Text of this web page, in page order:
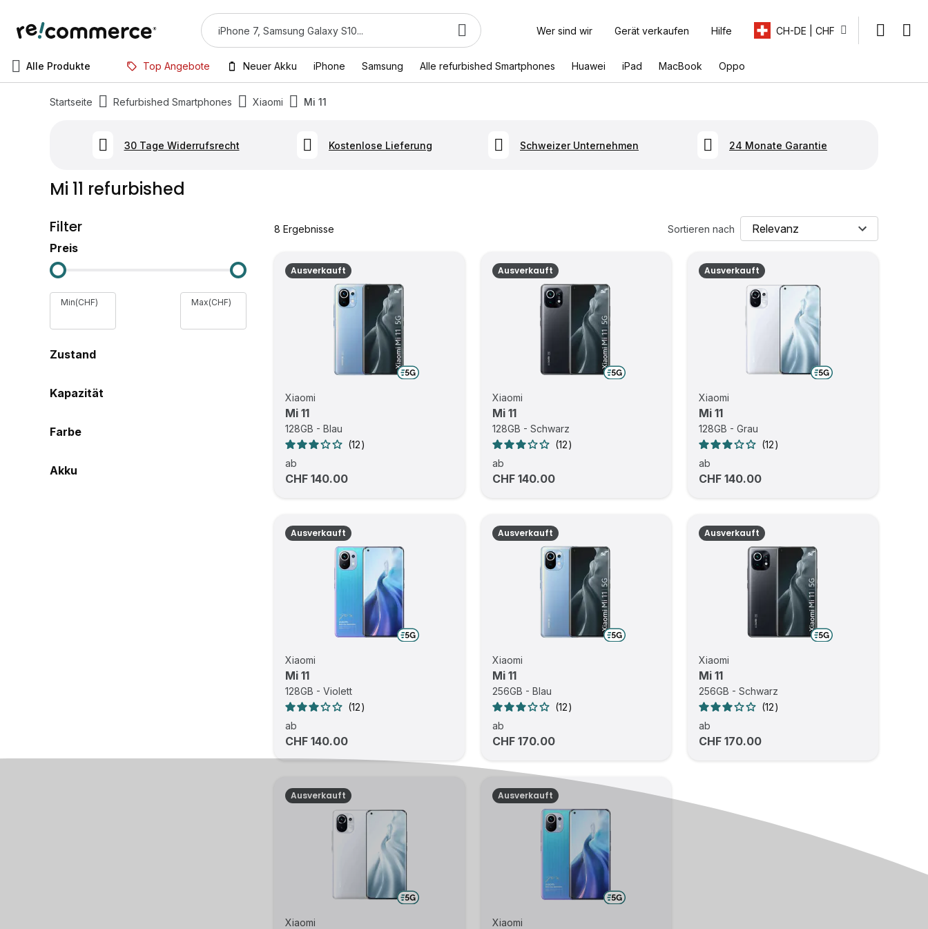
Wer sind wir Gerät verkaufen Hilfe CH-DE | CHF
Alle Produkte Top Angebote Neuer Akku iPhone Samsung Alle refurbished Smartphones Huawei iPad MacBook Oppo
Startseite Refurbished Smartphones Xiaomi Mi 11
30 Tage Widerrufsrecht Kostenlose Lieferung Schweizer Unternehmen 24 Monate Garantie
Mi 11 refurbished
Sortieren nach
8 Ergebnisse
Ausverkauft
Xiaomi
Mi 11
128GB - Blau
12
ab
CHF 140.00
Ausverkauft
Xiaomi
Mi 11
128GB - Schwarz
12
ab
CHF 140.00
Ausverkauft
Xiaomi
Mi 11
128GB - Grau
12
ab
CHF 140.00
Ausverkauft
Xiaomi
Mi 11
128GB - Violett
12
ab
CHF 140.00
Ausverkauft
Xiaomi
Mi 11
256GB - Blau
12
ab
CHF 170.00
Ausverkauft
Xiaomi
Mi 11
256GB - Schwarz
12
ab
CHF 170.00
Ausverkauft
Xiaomi
Ausverkauft
Xiaomi
Filter
Preis
Min(CHF) Max(CHF)
Zustand
Kapazität
Farbe
Akku